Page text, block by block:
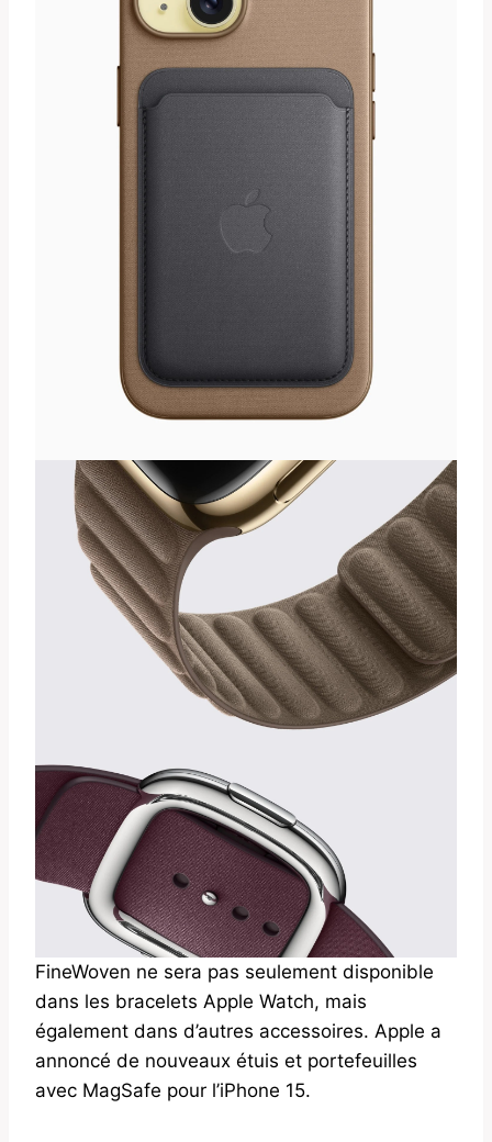
FineWoven ne sera pas seulement disponible
dans les bracelets Apple Watch, mais
également dans d’autres accessoires. Apple a
annoncé de nouveaux étuis et portefeuilles
avec MagSafe pour l’iPhone 15.